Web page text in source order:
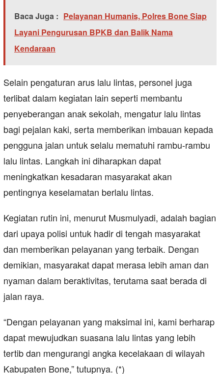
Baca Juga : Pelayanan Humanis, Polres Bone Siap
Layani Pengurusan BPKB dan Balik Nama
Kendaraan
Selain pengaturan arus lalu lintas, personel juga
terlibat dalam kegiatan lain seperti membantu
penyeberangan anak sekolah, mengatur lalu lintas
bagi pejalan kaki, serta memberikan imbauan kepada
pengguna jalan untuk selalu mematuhi rambu-rambu
lalu lintas. Langkah ini diharapkan dapat
meningkatkan kesadaran masyarakat akan
pentingnya keselamatan berlalu lintas.
Kegiatan rutin ini, menurut Musmulyadi, adalah bagian
dari upaya polisi untuk hadir di tengah masyarakat
dan memberikan pelayanan yang terbaik. Dengan
demikian, masyarakat dapat merasa lebih aman dan
nyaman dalam beraktivitas, terutama saat berada di
jalan raya.
“Dengan pelayanan yang maksimal ini, kami berharap
dapat mewujudkan suasana lalu lintas yang lebih
tertib dan mengurangi angka kecelakaan di wilayah
Kabupaten Bone,” tutupnya. (*)